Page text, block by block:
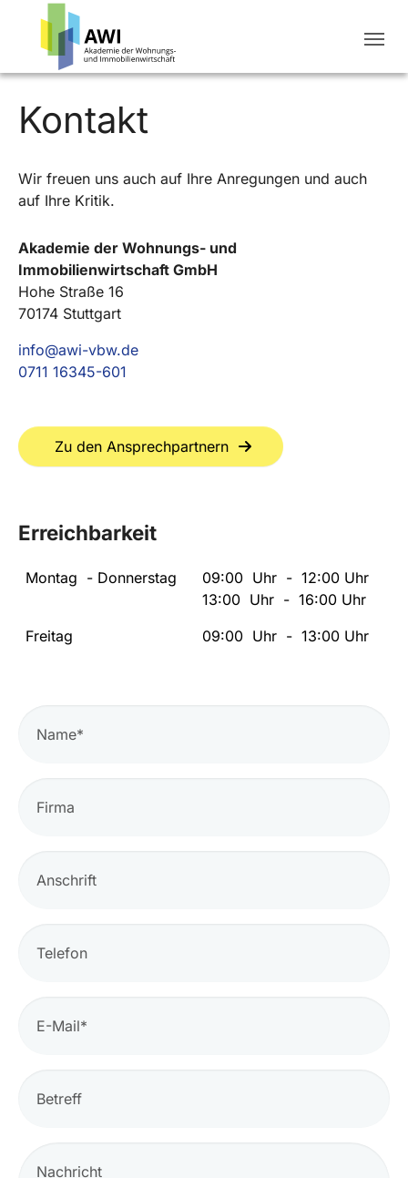
Kontakt
Wir freuen uns auch auf Ihre Anregungen und auch
auf Ihre Kritik.
Akademie der Wohnungs- und
Immobilienwirtschaft GmbH
Hohe Straße 16
70174 Stuttgart
info@awi-vbw.de
0711 16345-601
Zu den Ansprechpartnern
Erreichbarkeit
Montag - Donnerstag
09:00 Uhr - 12:00 Uhr
13:00 Uhr - 16:00 Uhr
Freitag
09:00 Uhr - 13:00 Uhr